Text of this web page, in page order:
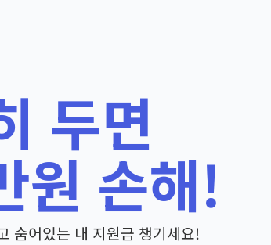
두면
원 손해!
숨어있는 내 지원금 챙기세요!